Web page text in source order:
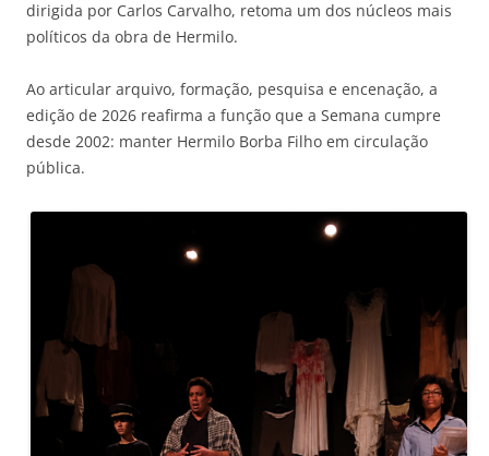
dirigida por Carlos Carvalho, retoma um dos núcleos mais
políticos da obra de Hermilo.
Ao articular arquivo, formação, pesquisa e encenação, a
edição de 2026 reafirma a função que a Semana cumpre
desde 2002: manter Hermilo Borba Filho em circulação
pública.